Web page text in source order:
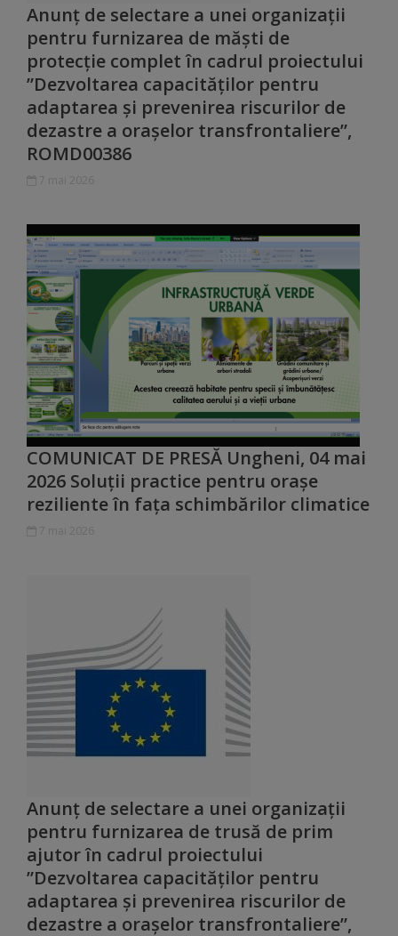
Proiecte
de
decizii
Decizii
Regulamente
Rapoarte
Consultări
publice
Achiziții
publice
Rezultate/Atribuiri
Planuri/
Rezultate
Buget
și
Taxe
Strategii
și
programe
Anunț de selectare a unei organizații
pentru furnizarea de măști de
protecție complet în cadrul proiectului
”Dezvoltarea capacităților pentru
adaptarea și prevenirea riscurilor de
dezastre a orașelor transfrontaliere”,
ROMD00386
COMUNICAT DE PRESĂ Ungheni, 04 mai
2026 Soluții practice pentru orașe
reziliente în fața schimbărilor climatice
Anunț de selectare a unei organizații
pentru furnizarea de trusă de prim
ajutor în cadrul proiectului
”Dezvoltarea capacităților pentru
adaptarea și prevenirea riscurilor de
dezastre a orașelor transfrontaliere”,